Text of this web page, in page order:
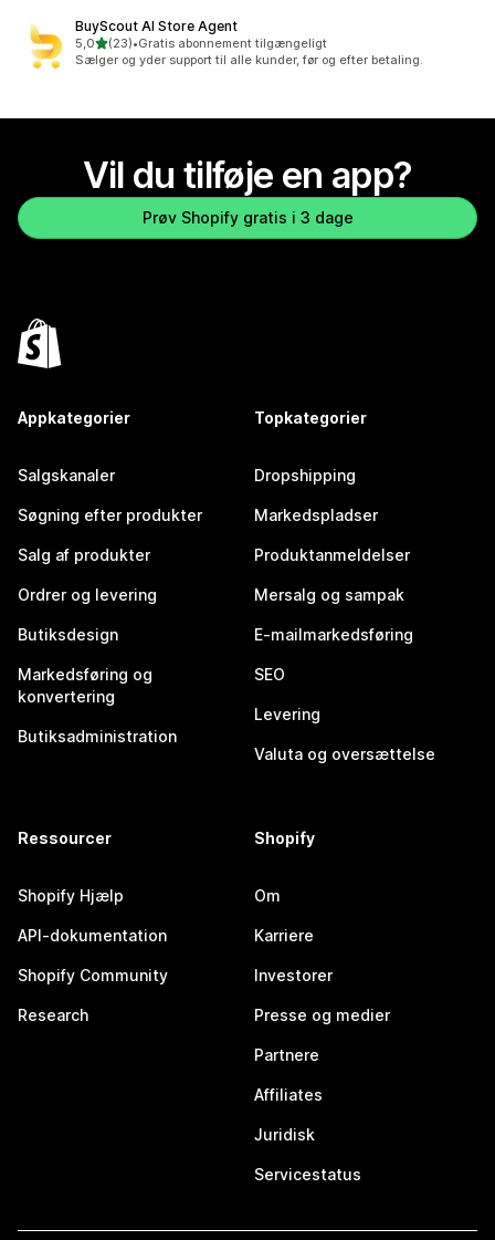
BuyScout AI Store Agent
5,0ud af 5 stjerner
(23)
23 anmeldelser i alt
•Gratis abonnement tilgængeligt
Sælger og yder support til alle kunder, før og efter betaling.
Vil du tilføje en app?
Prøv Shopify gratis i 3 dage
Appkategorier
Salgskanaler
Søgning efter produkter
Salg af produkter
Ordrer og levering
Butiksdesign
Markedsføring og
konvertering
Butiksadministration
Topkategorier
Dropshipping
Markedspladser
Produktanmeldelser
Mersalg og sampak
E-mailmarkedsføring
SEO
Levering
Valuta og oversættelse
Ressourcer
Shopify Hjælp
API-dokumentation
Shopify Community
Research
Shopify
Om
Karriere
Investorer
Presse og medier
Partnere
Affiliates
Juridisk
Servicestatus